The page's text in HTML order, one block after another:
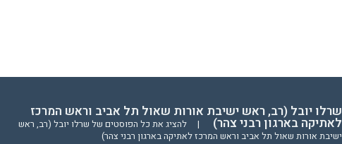
שרלו יובל (רב, ראש ישיבת אורות שאול תל אביב וראש המרכז
לאתיקה בארגון רבני צהר) |
להציג את כל הפוסטים של שרלו יובל (רב, ראש
ישיבת אורות שאול תל אביב וראש המרכז לאתיקה בארגון רבני צהר)